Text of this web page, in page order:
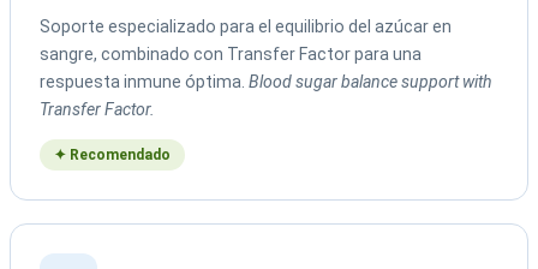
Soporte especializado para el equilibrio del azúcar en
sangre, combinado con Transfer Factor para una
respuesta inmune óptima. Blood sugar balance support with
Transfer Factor.
✦ Recomendado